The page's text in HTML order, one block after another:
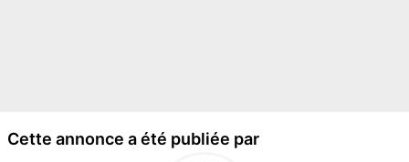
Cette annonce a été publiée par